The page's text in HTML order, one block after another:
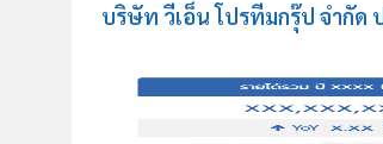
บริษัท วีเอ็น โปรทีมกรุ๊ป จำกัด